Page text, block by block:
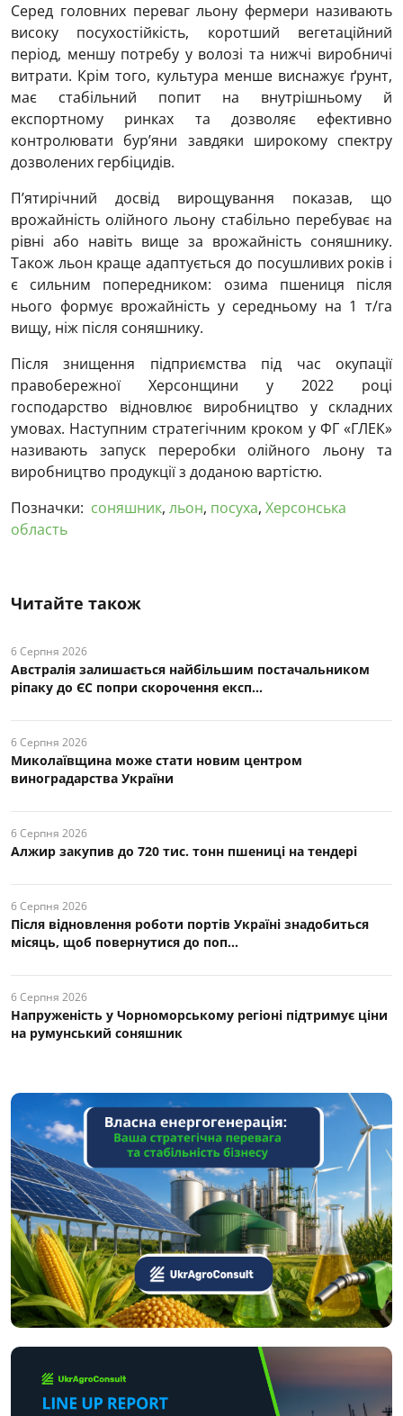
Серед головних переваг льону фермери називають
високу посухостійкість, коротший вегетаційний
період, меншу потребу у волозі та нижчі виробничі
витрати. Крім того, культура менше виснажує ґрунт,
має стабільний попит на внутрішньому й
експортному ринках та дозволяє ефективно
контролювати бур’яни завдяки широкому спектру
дозволених гербіцидів.
П’ятирічний досвід вирощування показав, що
врожайність олійного льону стабільно перебуває на
рівні або навіть вище за врожайність соняшнику.
Також льон краще адаптується до посушливих років і
є сильним попередником: озима пшениця після
нього формує врожайність у середньому на 1 т/га
вищу, ніж після соняшнику.
Після знищення підприємства під час окупації
правобережної Херсонщини у 2022 році
господарство відновлює виробництво у складних
умовах. Наступним стратегічним кроком у ФГ «ГЛЕК»
називають запуск переробки олійного льону та
виробництво продукції з доданою вартістю.
Позначки: соняшник, льон, посуха, Херсонська
область
Читайте також
6 Серпня 2026
Австралія залишається найбільшим постачальником
ріпаку до ЄС попри скорочення експ...
6 Серпня 2026
Миколаївщина може стати новим центром
виноградарства України
6 Серпня 2026
Алжир закупив до 720 тис. тонн пшениці на тендері
6 Серпня 2026
Після відновлення роботи портів Україні знадобиться
місяць, щоб повернутися до поп...
6 Серпня 2026
Напруженість у Чорноморському регіоні підтримує ціни
на румунський соняшник